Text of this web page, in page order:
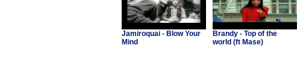
Jamiroquai - Blow Your
Mind
Brandy - Top of the
world (ft Mase)